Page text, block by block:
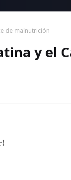
de malnutrición
y el